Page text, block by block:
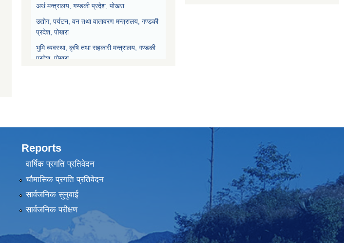
अर्थ मन्त्रालय, गण्डकी प्रदेश, पोखरा
उद्योग, पर्यटन, वन तथा वातावरण मन्त्रालय, गण्डकी
प्रदेश, पोखरा
भुमि व्यवस्था, कृषि तथा सहकारी मन्त्रालय, गण्डकी
प्रदेश, पोखरा
Reports
वार्षिक प्रगति प्रतिवेदन
चौमासिक प्रगति प्रतिवेदन
सार्वजनिक सुनुवाई
सार्वजनिक परीक्षण